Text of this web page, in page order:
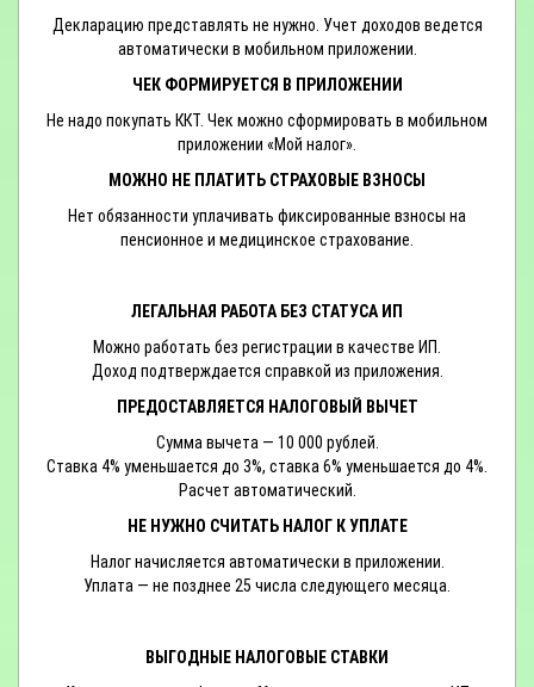
Декларацию представлять не нужно. Учет доходов ведется
автоматически в мобильном приложении.
ЧЕК ФОРМИРУЕТСЯ В ПРИЛОЖЕНИИ
Не надо покупать ККТ. Чек можно сформировать в мобильном
приложении «Мой налог».
МОЖНО НЕ ПЛАТИТЬ СТРАХОВЫЕ ВЗНОСЫ
Нет обязанности уплачивать фиксированные взносы на
пенсионное и медицинское страхование.
ЛЕГАЛЬНАЯ РАБОТА БЕЗ СТАТУСА ИП
Можно работать без регистрации в качестве ИП.
Доход подтверждается справкой из приложения.
ПРЕДОСТАВЛЯЕТСЯ НАЛОГОВЫЙ ВЫЧЕТ
Сумма вычета — 10 000 рублей.
Ставка 4% уменьшается до 3%, ставка 6% уменьшается до 4%.
Расчет автоматический.
НЕ НУЖНО СЧИТАТЬ НАЛОГ К УПЛАТЕ
Налог начисляется автоматически в приложении.
Уплата — не позднее 25 числа следующего месяца.
ВЫГОДНЫЕ НАЛОГОВЫЕ СТАВКИ